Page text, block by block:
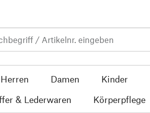
Herren Damen Kinder
& Lederwaren Körperpflege